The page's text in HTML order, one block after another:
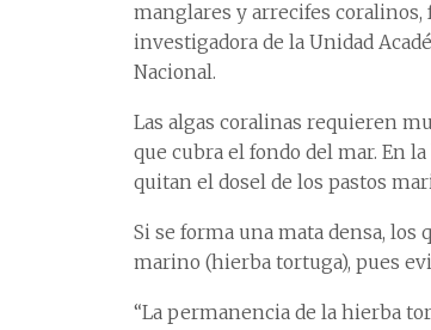
manglares y arrecifes
investigadora de la Unidad
Nacional.
Las algas coralinas requieren
que cubra el fondo del mar. En
quitan el dosel de los pastos
Si se forma una mata densa, los
marino (hierba tortuga), pues
“La permanencia de la hierba